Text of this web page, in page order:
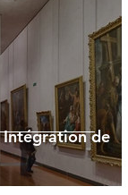
Intégration de